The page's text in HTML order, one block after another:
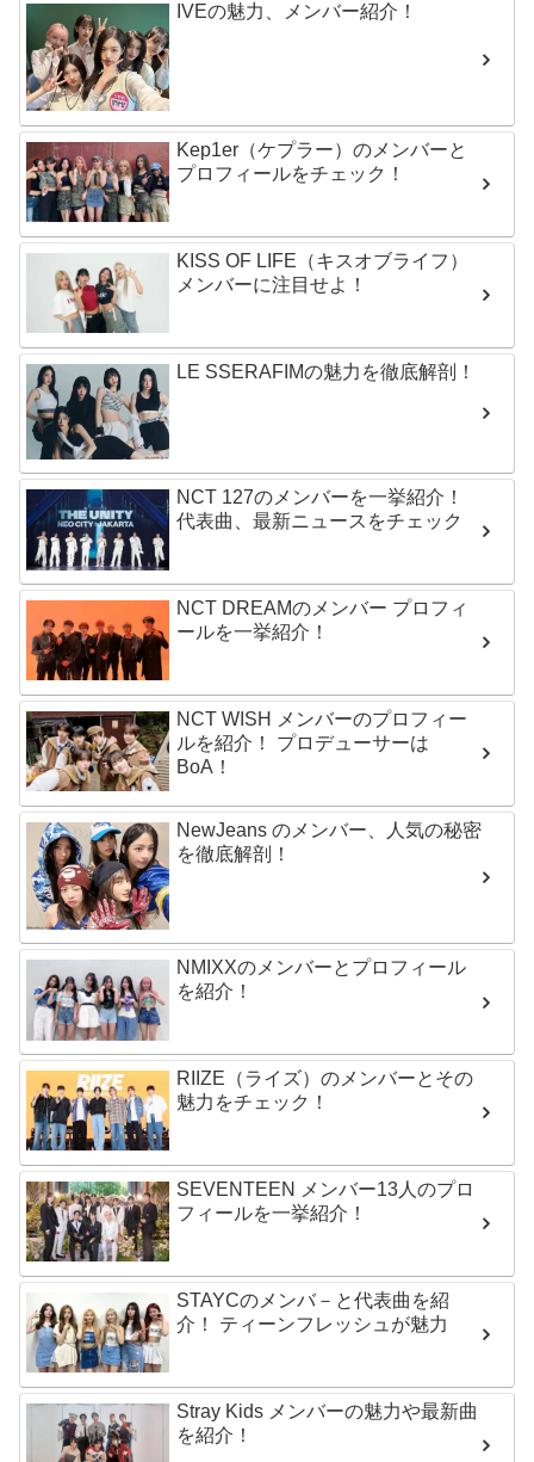
IVEの魅力、メンバー紹介！
Kep1er（ケプラー）のメンバーと
プロフィールをチェック！
KISS OF LIFE（キスオブライフ）
メンバーに注目せよ！
LE SSERAFIMの魅力を徹底解剖！
NCT 127のメンバーを一挙紹介！
代表曲、最新ニュースをチェック
NCT DREAMのメンバー プロフィ
ールを一挙紹介！
NCT WISH メンバーのプロフィー
ルを紹介！ プロデューサーは
BoA！
NewJeans のメンバー、人気の秘密
を徹底解剖！
NMIXXのメンバーとプロフィール
を紹介！
RIIZE（ライズ）のメンバーとその
魅力をチェック！
SEVENTEEN メンバー13人のプロ
フィールを一挙紹介！
STAYCのメンバ－と代表曲を紹
介！ ティーンフレッシュが魅力
Stray Kids メンバーの魅力や最新曲
を紹介！